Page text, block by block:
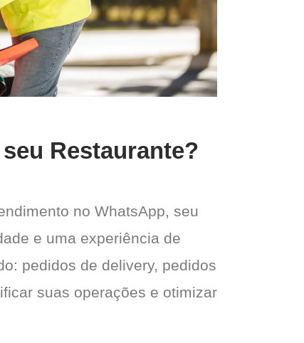
Restaurante?
no WhatsApp, seu
e uma experiência de
pedidos de delivery, pedidos
suas operações e otimizar